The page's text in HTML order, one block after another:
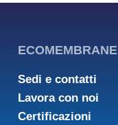
ECOMEMBRANE
Sedi e contatti
Lavora con noi
Certificazioni